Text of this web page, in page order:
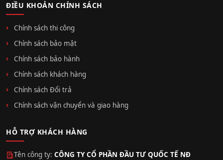
ĐIỀU KHOẢN CHÍNH SÁCH
Chính sách thi công
Chính sách bảo mật
Chính sách bảo hành
Chính sách khách hàng
Chính sách Đổi trả
Chính sách vận chuyển và giao hàng
HỖ TRỢ KHÁCH HÀNG
Tên công ty: CÔNG TY CỔ PHẦN ĐẦU TƯ QUỐC TẾ NĐ